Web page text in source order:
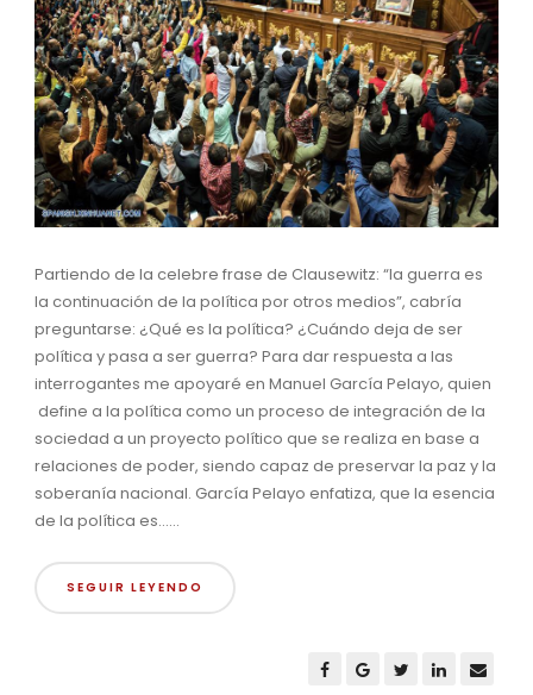
Partiendo de la celebre frase de Clausewitz: “la guerra es
la continuación de la política por otros medios”, cabría
preguntarse: ¿Qué es la política? ¿Cuándo deja de ser
política y pasa a ser guerra? Para dar respuesta a las
interrogantes me apoyaré en Manuel García Pelayo, quien
define a la política como un proceso de integración de la
sociedad a un proyecto político que se realiza en base a
relaciones de poder, siendo capaz de preservar la paz y la
soberanía nacional. García Pelayo enfatiza, que la esencia
de la política es......
SEGUIR LEYENDO